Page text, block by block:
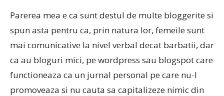
Parerea mea e ca sunt destul de multe bloggerite si
spun asta pentru ca, prin natura lor, femeile sunt
mai comunicative la nivel verbal decat barbatii, dar
ca au bloguri mici, pe wordpress sau blogspot care
functioneaza ca un jurnal personal pe care nu-l
promoveaza si nu cauta sa capitalizeze nimic din